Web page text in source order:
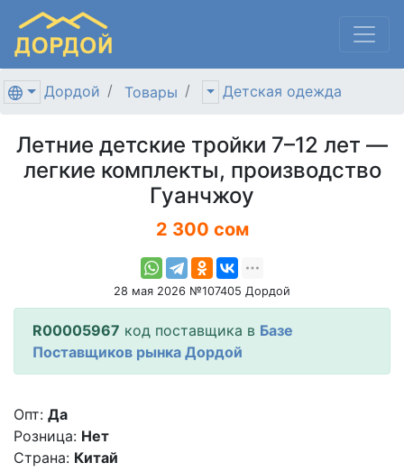
Дордой Товары Детская одежда
Летние детские тройки 7–12 лет —
легкие комплекты, производство
Гуанчжоу
2 300 сом
28 мая 2026 №107405 Дордой
R00005967 код поставщика в Базе
Поставщиков рынка Дордой
Опт: Да
Розница: Нет
Страна: Китай